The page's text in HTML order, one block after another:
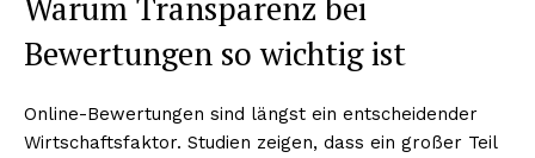
Bewertungen so wichtig ist
Online-Bewertungen sind längst ein entscheidender
Wirtschaftsfaktor. Studien zeigen, dass ein großer Teil